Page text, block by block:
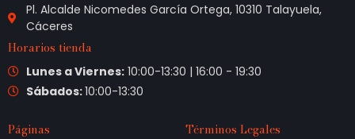
Pl. Alcalde Nicomedes García Ortega, 10310 Talayuela,
Cáceres
Horarios tienda
Lunes a Viernes:10:00-13:30 | 16:00 - 19:30
Sábados:10:00-13:30
Páginas Términos Legales